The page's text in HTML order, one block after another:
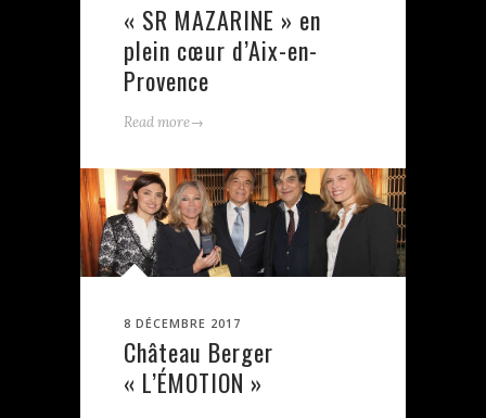
« SR MAZARINE » en
plein cœur d’Aix-en-
Provence
Read more→
8 DÉCEMBRE 2017
Château Berger
« L’ÉMOTION »